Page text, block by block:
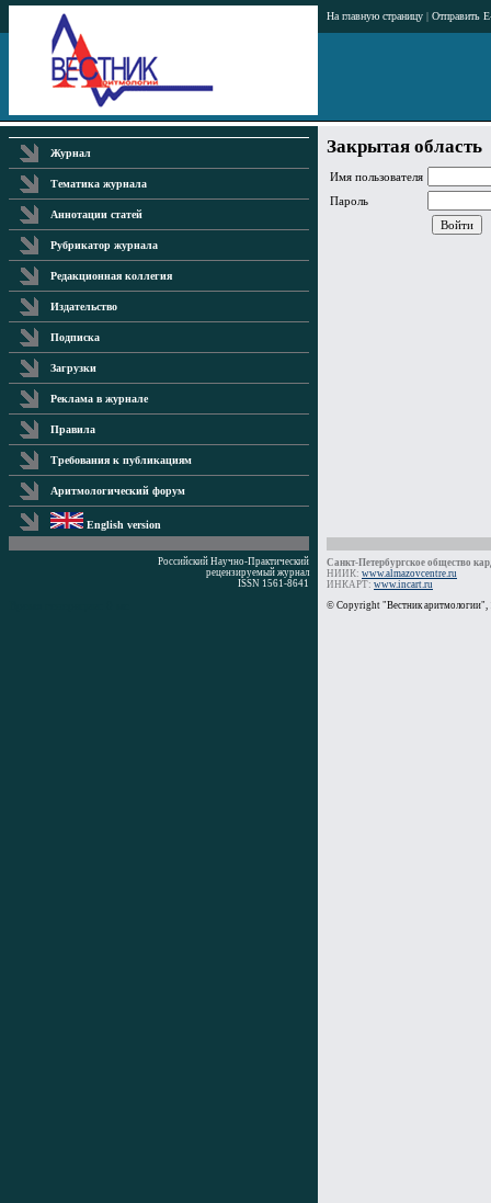
На главную страницу | Отправить
Журнал
Тематика журнала
Аннотации статей
Рубрикатор журнала
Редакционная коллегия
Издательство
Подписка
Загрузки
Реклама в журнале
Правила
Требования к публикациям
Аритмологический форум
English version
Закрытая область
Имя пользователя
Пароль
Российский Научно-Практический
рецензируемый журнал
ISSN 1561-8641
Санкт-Петербургское общество
НИИК: www.almazovcentre.ru
ИНКАРТ: www.incart.ru
© Copyright "Вестник аритмологии",